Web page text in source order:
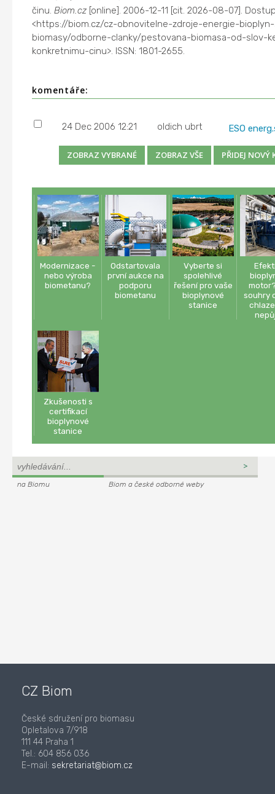
činu.Biom.cz [online]. 2006-12-11 [cit. 2026-08-07].
<https://biom.cz/cz-obnovitelne-zdroje-energie-
biomasy/odborne-clanky/pestovana-biomasa-od-slov-
konkretnimu-cinu>. ISSN: 1801-2655.
komentáře:
24 Dec 2006 12:21 oldich ubrt ESO
Modernizace -
nebo výroba
biometanu?
Odstartovala
první aukce na
podporu
biometanu
Vyberte si
spolehlivé
řešení pro vaše
bioplynové
stanice
souhry
Zkušenosti s
certifikací
bioplynové
stanice
na Biomu Biom a české odborné weby
CZ Biom
České sdružení pro biomasu
Opletalova 7/918
111 44 Praha 1
Tel.: 604 856 036
E-mail: sekretariat@biom.cz